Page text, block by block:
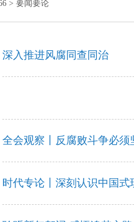
> 要闻要论
深入推进风腐同查同治
全会观察丨反腐败斗争必须
时代专论丨深刻认识中国式